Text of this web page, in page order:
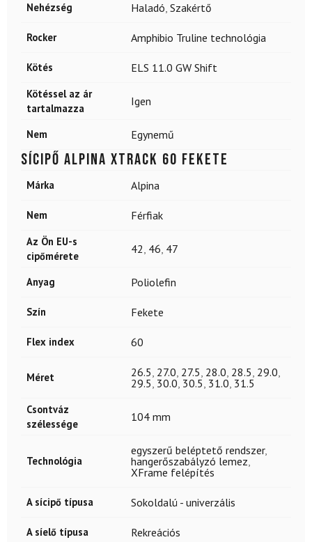
Nehézség Haladó, Szakértő
Rocker Amphibio Truline technológia
Kötés ELS 11.0 GW Shift
Kötéssel az ár
tartalmazza
Igen
Nem Egynemű
Sícipő ALPINA Xtrack 60 Fekete
Márka Alpina
Nem Férfiak
Az Ön EU-s
cipőmérete
42, 46, 47
Anyag Poliolefin
Szín Fekete
Flex index 60
Méret 26.5, 27.0, 27.5, 28.0, 28.5, 29.0,
29.5, 30.0, 30.5, 31.0, 31.5
Csontváz
szélessége
104 mm
Technológia
egyszerű beléptető rendszer,
hangerőszabályzó lemez,
XFrame felépítés
A sícipő típusa Sokoldalú - univerzális
A síelő típusa Rekreációs